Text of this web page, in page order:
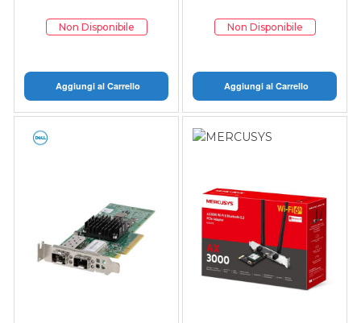
Non Disponibile
Aggiungi al Carrello
Non Disponibile
Aggiungi al Carrello